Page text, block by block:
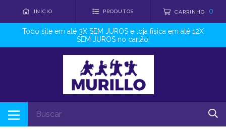
INÍCIO PRODUTOS CARRINHO 0
Todo site em até 3X SEM JUROS e loja física em até 12X
SEM JUROS no cartão!